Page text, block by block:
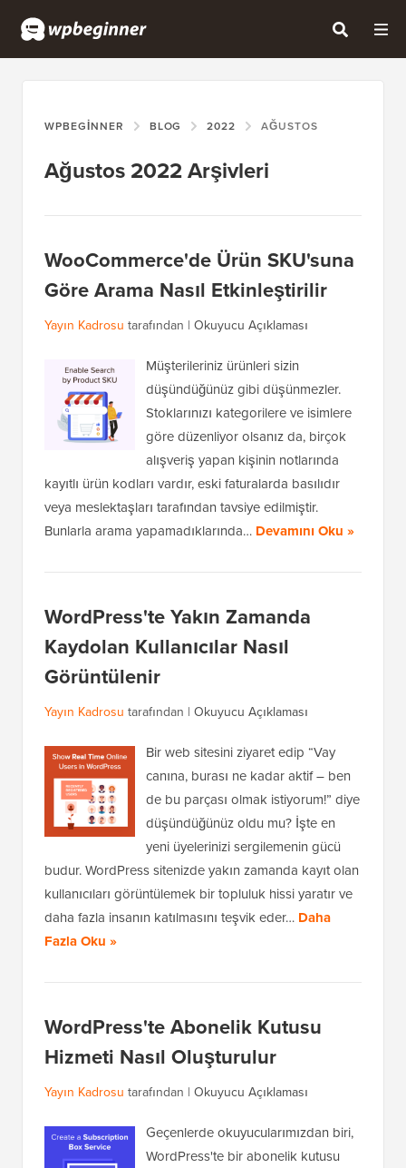
WPBEGINNER BLOG 2022 AĞUSTOS
Ağustos 2022 Arşivleri
WooCommerce'de Ürün SKU'suna
Göre Arama Nasıl Etkinleştirilir
Yayın Kadrosu tarafından | Okuyucu Açıklaması
Müşterileriniz ürünleri sizin
düşündüğünüz gibi düşünmezler.
Stoklarınızı kategorilere ve isimlere
göre düzenliyor olsanız da, birçok
alışveriş yapan kişinin notlarında
kayıtlı ürün kodları vardır, eski faturalarda basılıdır
veya meslektaşları tarafından tavsiye edilmiştir.
Bunlarla arama yapamadıklarında… Devamını Oku »
WordPress'te Yakın Zamanda
Kaydolan Kullanıcılar Nasıl
Görüntülenir
Yayın Kadrosu tarafından | Okuyucu Açıklaması
Bir web sitesini ziyaret edip “Vay
canına, burası ne kadar aktif – ben
de bu parçası olmak istiyorum!” diye
düşündüğünüz oldu mu? İşte en
yeni üyelerinizi sergilemenin gücü
budur. WordPress sitenizde yakın zamanda kayıt olan
kullanıcıları görüntülemek bir topluluk hissi yaratır ve
daha fazla insanın katılmasını teşvik eder… Daha
Fazla Oku »
WordPress'te Abonelik Kutusu
Hizmeti Nasıl Oluşturulur
Yayın Kadrosu tarafından | Okuyucu Açıklaması
Geçenlerde okuyucularımızdan biri,
WordPress'te bir abonelik kutusu